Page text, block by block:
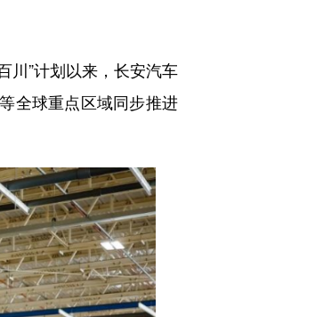
”计划以来，长安汽车
全球重点区域同步推进